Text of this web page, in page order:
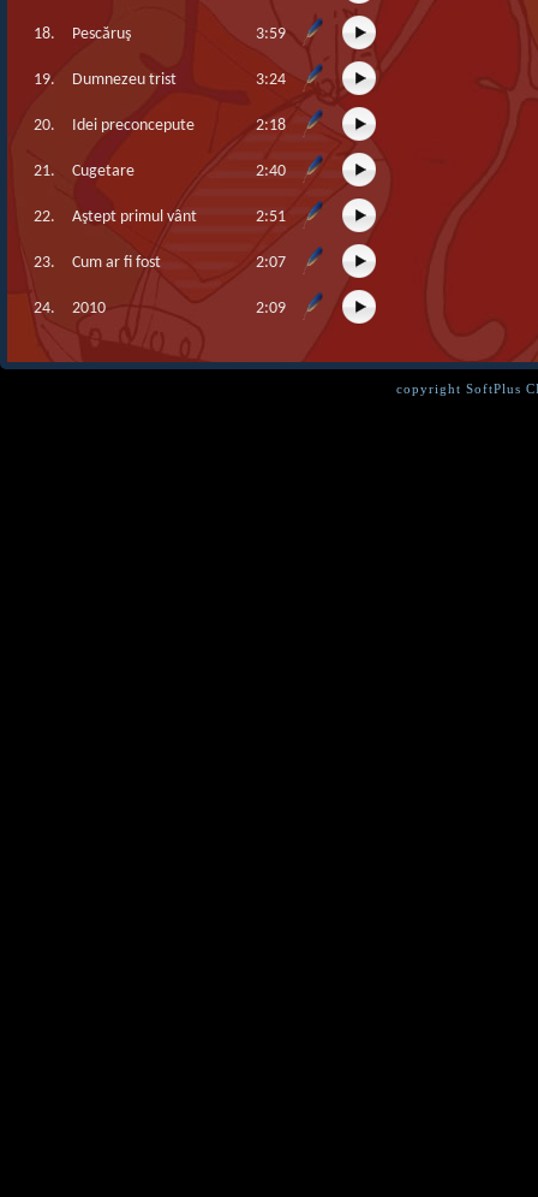
18. Pescăruş 3:59
19. Dumnezeu trist 3:24
20. Idei preconcepute 2:18
21. Cugetare 2:40
22. Aştept primul vânt 2:51
23. Cum ar fi fost 2:07
24. 2010 2:09
copyright SoftPlus